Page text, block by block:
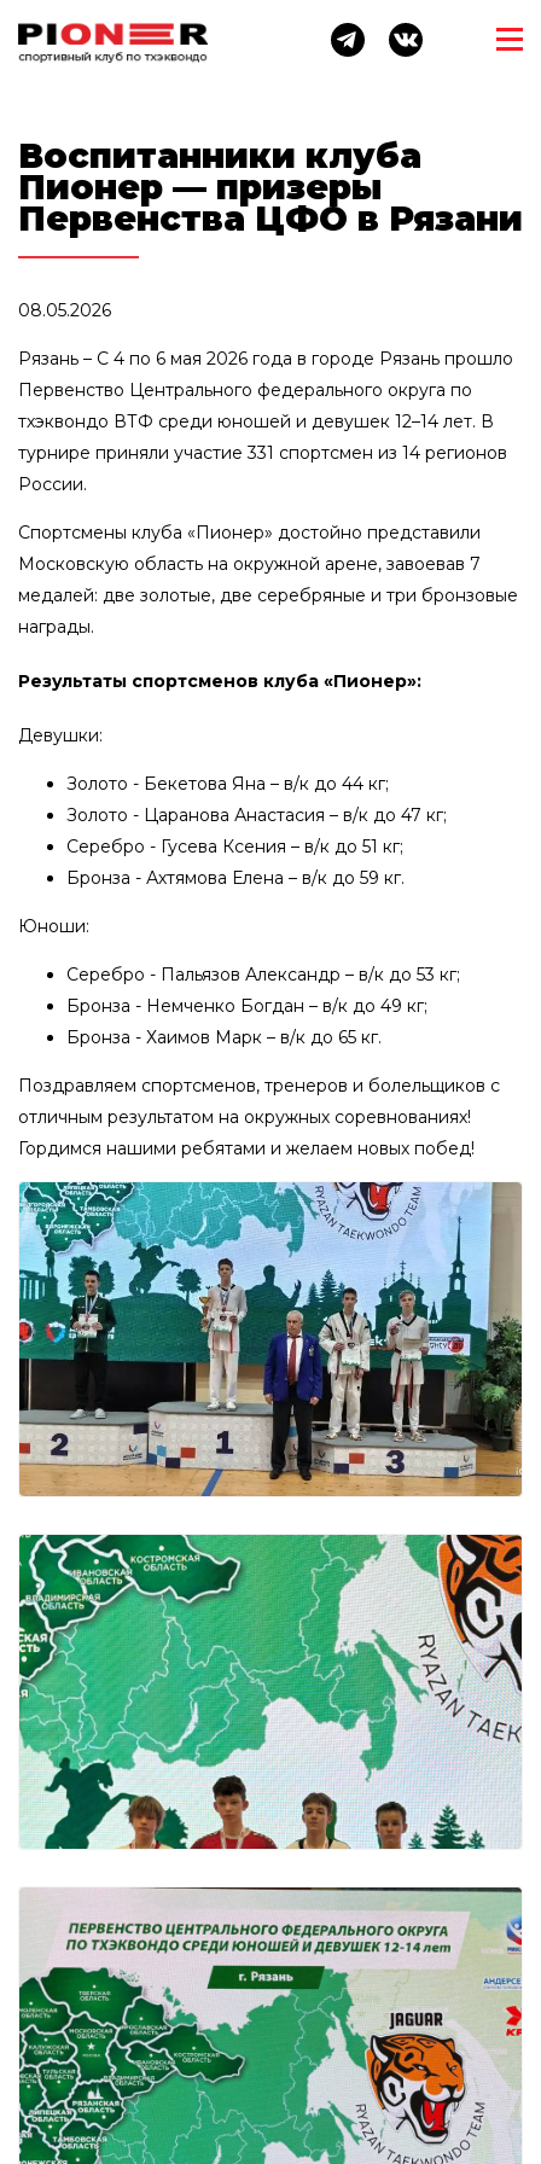
Воспитанники клуба
Пионер — призеры
Первенства ЦФО в Рязани
08.05.2026
Рязань – С 4 по 6 мая 2026 года в городе Рязань прошло
Первенство Центрального федерального округа по
тхэквондо ВТФ среди юношей и девушек 12–14 лет. В
турнире приняли участие 331 спортсмен из 14 регионов
России.
Спортсмены клуба «Пионер» достойно представили
Московскую область на окружной арене, завоевав 7
медалей: две золотые, две серебряные и три бронзовые
награды.
Результаты спортсменов клуба «Пионер»:
Девушки:
Золото - Бекетова Яна – в/к до 44 кг;
Золото - Царанова Анастасия – в/к до 47 кг;
Серебро - Гусева Ксения – в/к до 51 кг;
Бронза - Ахтямова Елена – в/к до 59 кг.
Юноши:
Серебро - Пальязов Александр – в/к до 53 кг;
Бронза - Немченко Богдан – в/к до 49 кг;
Бронза - Хаимов Марк – в/к до 65 кг.
Поздравляем спортсменов, тренеров и болельщиков с
отличным результатом на окружных соревнованиях!
Гордимся нашими ребятами и желаем новых побед!